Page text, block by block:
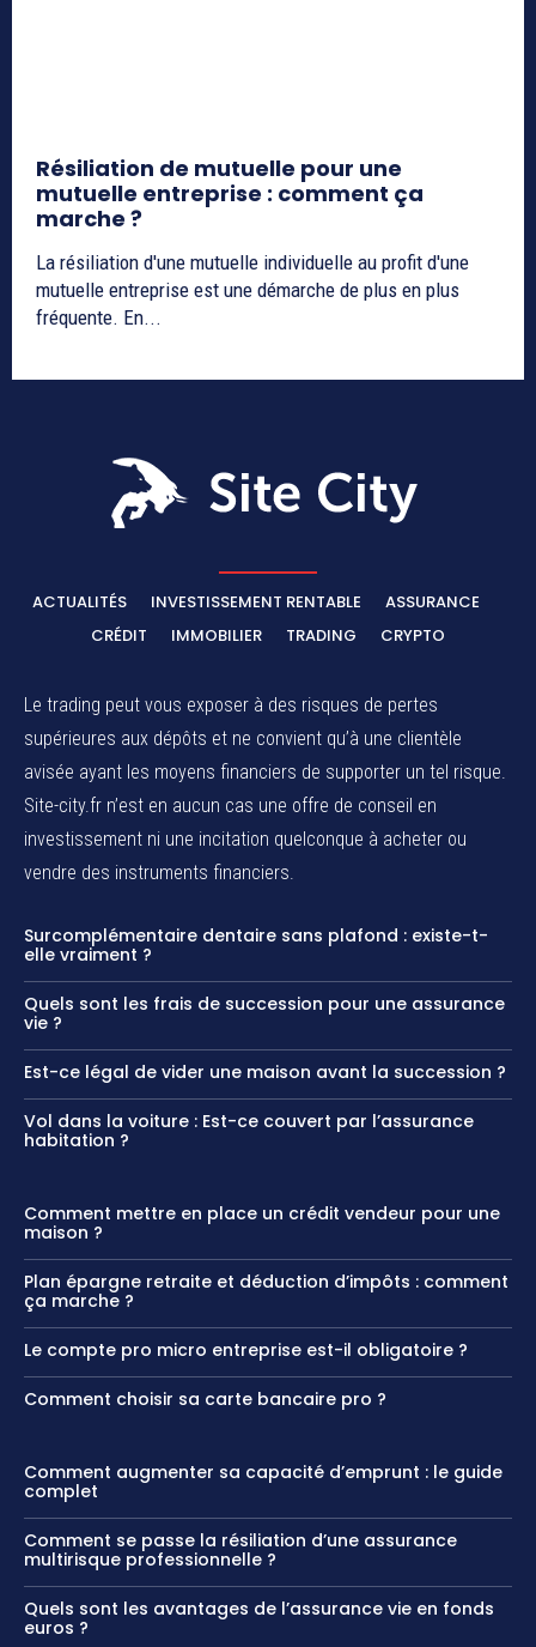
Résiliation de mutuelle pour une
mutuelle entreprise : comment ça
marche ?
La résiliation d'une mutuelle individuelle au profit d'une
mutuelle entreprise est une démarche de plus en plus
fréquente. En...
ACTUALITÉS INVESTISSEMENT RENTABLE
ASSURANCE
CRÉDIT
IMMOBILIER TRADING CRYPTO
Le trading peut vous exposer à des risques de pertes
supérieures aux dépôts et ne convient qu’à une clientèle
avisée ayant les moyens financiers de supporter un tel risque.
Site-city.fr n’est en aucun cas une offre de conseil en
investissement ni une incitation quelconque à acheter ou
vendre des instruments financiers.
Surcomplémentaire dentaire sans plafond : existe-t-
elle vraiment ?
Quels sont les frais de succession pour une assurance
vie ?
Est-ce légal de vider une maison avant la succession ?
Vol dans la voiture : Est-ce couvert par l’assurance
habitation ?
Comment mettre en place un crédit vendeur pour une
maison ?
Plan épargne retraite et déduction d’impôts : comment
ça marche ?
Le compte pro micro entreprise est-il obligatoire ?
Comment choisir sa carte bancaire pro ?
Comment augmenter sa capacité d’emprunt : le guide
complet
Comment se passe la résiliation d’une assurance
multirisque professionnelle ?
Quels sont les avantages de l’assurance vie en fonds
euros​ ?